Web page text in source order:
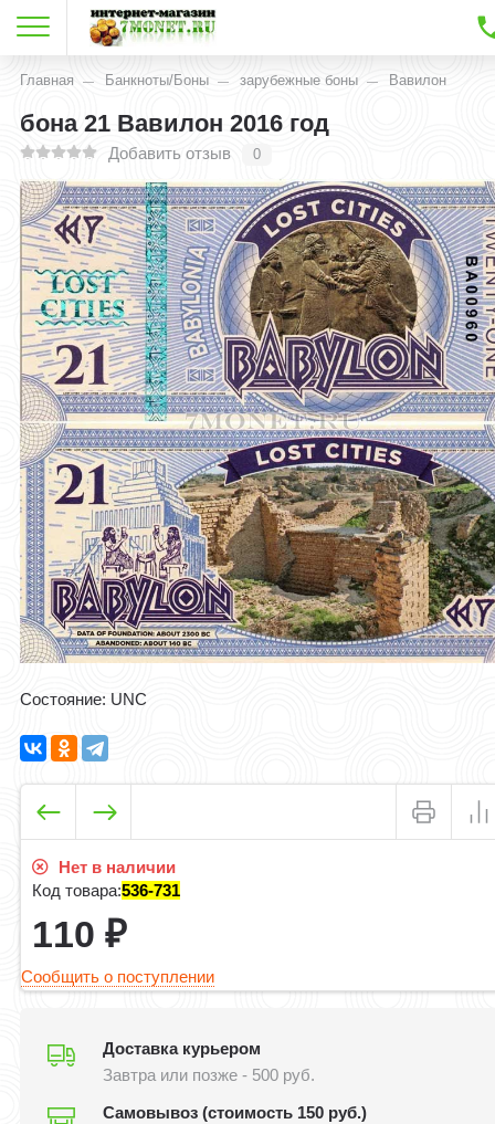
Главная Банкноты/Боны зарубежные боны Вавилон
бона 21 Вавилон 2016 год
Добавить отзыв 0
Состояние: UNC
Нет в наличии
Код товара:536-731
110₽
Сообщить о поступлении
Доставка курьером
Завтра или позже - 500 руб.
Самовывоз (стоимость 150 руб.)